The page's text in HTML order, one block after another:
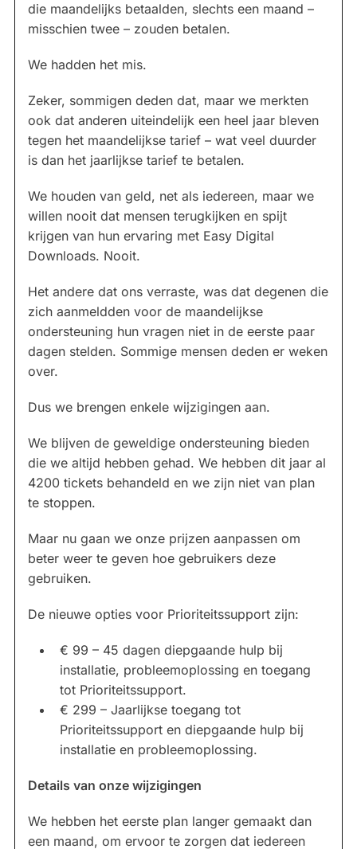
die maandelijks betaalden, slechts een maand –
misschien twee – zouden betalen.
We hadden het mis.
Zeker, sommigen deden dat, maar we merkten
ook dat anderen uiteindelijk een heel jaar bleven
tegen het maandelijkse tarief – wat veel duurder
is dan het jaarlijkse tarief te betalen.
We houden van geld, net als iedereen, maar we
willen nooit dat mensen terugkijken en spijt
krijgen van hun ervaring met Easy Digital
Downloads. Nooit.
Het andere dat ons verraste, was dat degenen die
zich aanmeldden voor de maandelijkse
ondersteuning hun vragen niet in de eerste paar
dagen stelden. Sommige mensen deden er weken
over.
Dus we brengen enkele wijzigingen aan.
We blijven de geweldige ondersteuning bieden
die we altijd hebben gehad. We hebben dit jaar al
4200 tickets behandeld en we zijn niet van plan
te stoppen.
Maar nu gaan we onze prijzen aanpassen om
beter weer te geven hoe gebruikers deze
gebruiken.
De nieuwe opties voor Prioriteitssupport zijn:
€ 99 – 45 dagen diepgaande hulp bij
installatie, probleemoplossing en toegang
tot Prioriteitssupport.
€ 299 – Jaarlijkse toegang tot
Prioriteitssupport en diepgaande hulp bij
installatie en probleemoplossing.
Details van onze wijzigingen
We hebben het eerste plan langer gemaakt dan
een maand, om ervoor te zorgen dat iedereen